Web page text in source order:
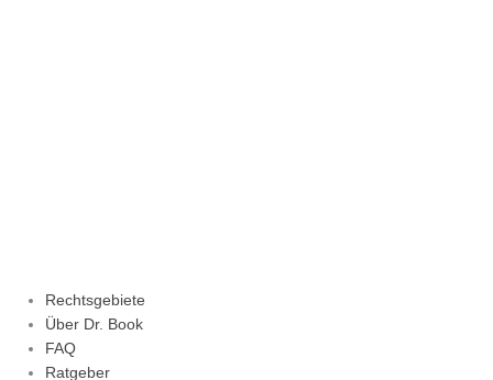
Rechtsgebiete
Über Dr. Book
FAQ
Ratgeber